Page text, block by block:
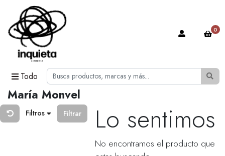
Todo
0
María Monvel
Filtros Filtrar Lo sentimos
No encontramos el producto que